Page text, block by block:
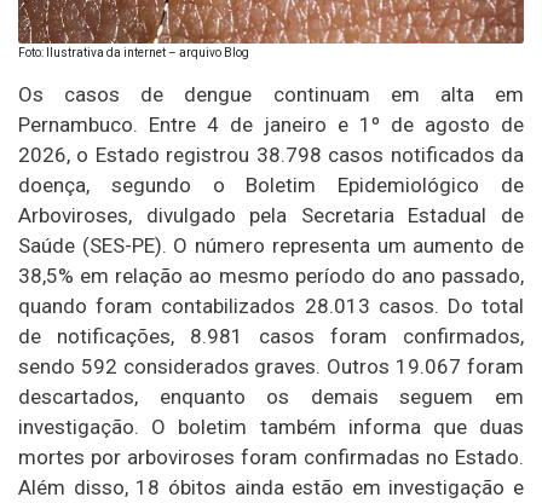
Foto: Ilustrativa da internet – arquivo Blog
Os casos de dengue continuam em alta em
Pernambuco. Entre 4 de janeiro e 1º de agosto de
2026, o Estado registrou 38.798 casos notificados da
doença, segundo o Boletim Epidemiológico de
Arboviroses, divulgado pela Secretaria Estadual de
Saúde (SES-PE). O número representa um aumento de
38,5% em relação ao mesmo período do ano passado,
quando foram contabilizados 28.013 casos. Do total
de notificações, 8.981 casos foram confirmados,
sendo 592 considerados graves. Outros 19.067 foram
descartados, enquanto os demais seguem em
investigação. O boletim também informa que duas
mortes por arboviroses foram confirmadas no Estado.
Além disso, 18 óbitos ainda estão em investigação e